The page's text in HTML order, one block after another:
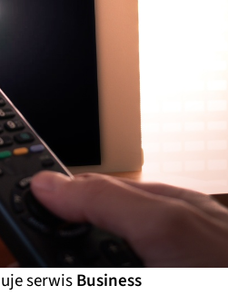
serwisBusiness